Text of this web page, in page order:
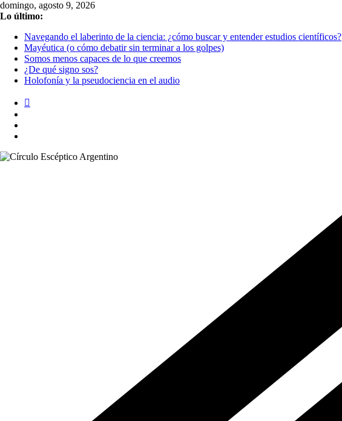
Saltar
al
domingo, agosto 9, 2026
Lo último:
Navegando el laberinto de la ciencia: ¿cómo buscar y entender estudios científicos?
Mayéutica (o cómo debatir sin terminar a los golpes)
Somos menos capaces de lo que creemos
¿De qué signo sos?
Holofonía y la pseudociencia en el audio